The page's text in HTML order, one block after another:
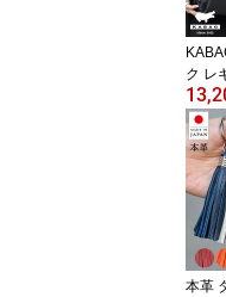
プル
キュ
ク レ
メン
開き
ンパ
量 多
勤 通
ック
バッ
ク
5503a
本革